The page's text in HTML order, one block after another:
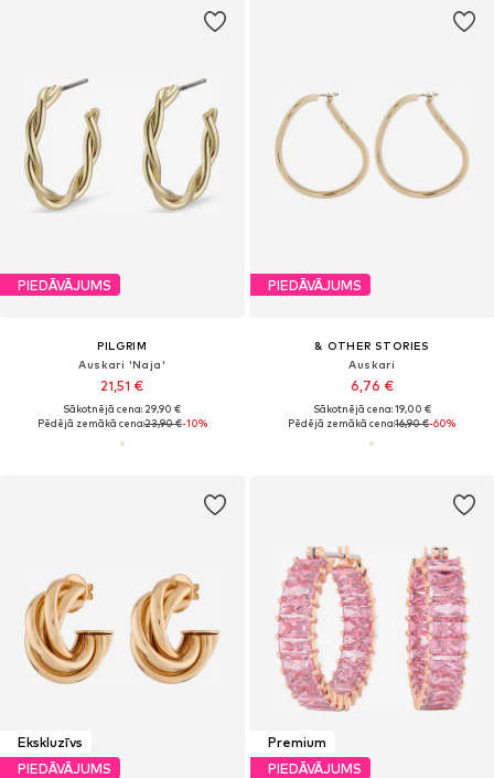
PIEDĀVĀJUMS
PILGRIM
Auskari 'Naja'
21,51 €
Sākotnējā cena: 29,90 €
Pēdējā zemākā cena:23,90 €-10%
PIEDĀVĀJUMS
& OTHER STORIES
Auskari
6,76 €
Sākotnējā cena: 19,00 €
Pēdējā zemākā cena:16,90 €-60%
Ekskluzīvs
PIEDĀVĀJUMS
Premium
PIEDĀVĀJUMS